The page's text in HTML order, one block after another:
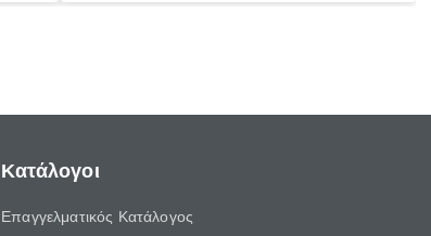
Κατάλογοι
Επαγγελματικός Κατάλογος